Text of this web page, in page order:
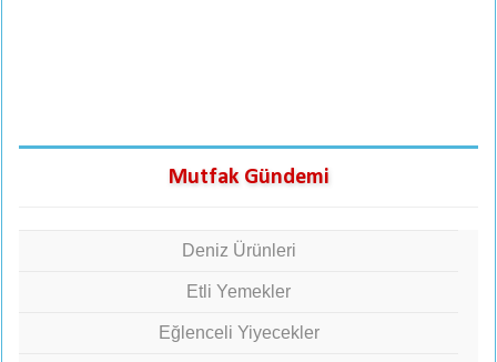
Mutfak Gündemi
Deniz Ürünleri
Etli Yemekler
Eğlenceli Yiyecekler